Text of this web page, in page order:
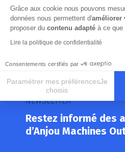
Grâce aux cookie nous pouvons
données nous permettent d'améliorer
proposer du contenu adapté à ce que
Lire la politique de confidentialité
Consentements certifiés par
Paramétrer mes préférencesJe
choisis
Notre plateforme vous permet
NEWSLETTER
Restez informé des
d’Anjou Machines